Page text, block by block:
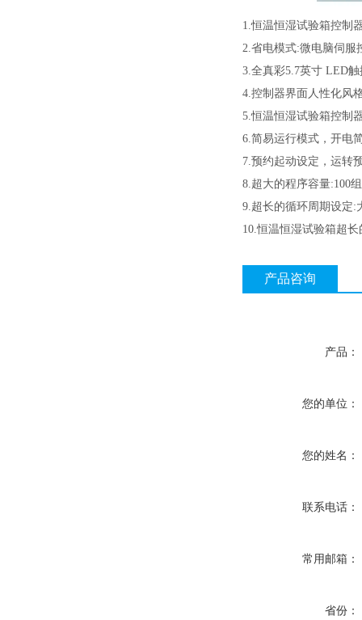
1.恒温恒湿试验箱控制
2.省电模式:微电脑伺服
3.全真彩5.7英寸 LED
4.控制器界面人性化风
5.恒温恒湿试验箱控制
6.简易运行模式，开电
7.预约起动设定，运转
8.超大的程序容量:100
9.超长的循环周期设定:
10.恒温恒湿试验箱超
产品咨询
产品：
您的单位：
您的姓名：
联系电话：
常用邮箱：
省份：